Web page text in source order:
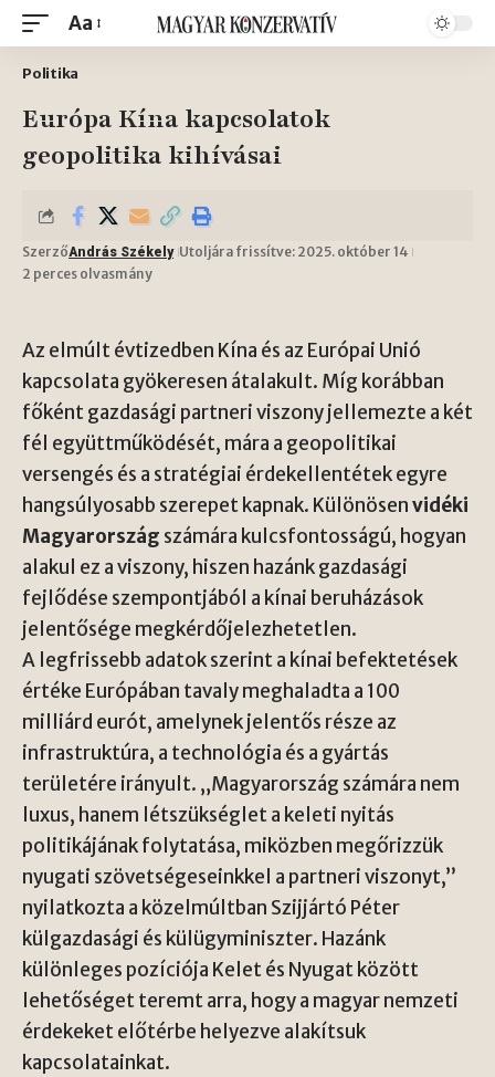
Aa
Politika
Európa Kína kapcsolatok
geopolitika kihívásai
SzerzőAndrás Székely Utoljára frissítve: 2025. október 14
2 perces olvasmány
Az elmúlt évtizedben Kína és az Európai Unió
kapcsolata gyökeresen átalakult. Míg korábban
főként gazdasági partneri viszony jellemezte a két
fél együttműködését, mára a geopolitikai
versengés és a stratégiai érdekellentétek egyre
hangsúlyosabb szerepet kapnak. Különösenvidéki
Magyarország számára kulcsfontosságú, hogyan
alakul ez a viszony, hiszen hazánk gazdasági
fejlődése szempontjából a kínai beruházások
jelentősége megkérdőjelezhetetlen.
A legfrissebb adatok szerint a kínai befektetések
értéke Európában tavaly meghaladta a 100
milliárd eurót, amelynek jelentős része az
infrastruktúra, a technológia és a gyártás
területére irányult. „Magyarország számára nem
luxus, hanem létszükséglet a keleti nyitás
politikájának folytatása, miközben megőrizzük
nyugati szövetségeseinkkel a partneri viszonyt,”
nyilatkozta a közelmúltban Szijjártó Péter
külgazdasági és külügyminiszter. Hazánk
különleges pozíciója Kelet és Nyugat között
lehetőséget teremt arra, hogy a magyar nemzeti
érdekeket előtérbe helyezve alakítsuk
kapcsolatainkat.